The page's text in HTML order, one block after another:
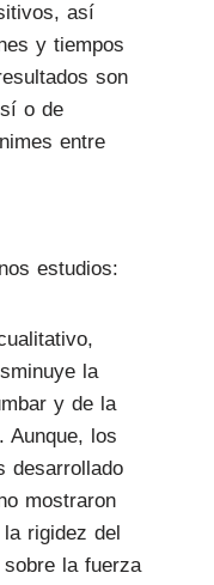
así
y tiempos
son
o de
entre
estudios:
la
y de la
Aunque, los
desarrollado
mostraron
rigidez del
la fuerza